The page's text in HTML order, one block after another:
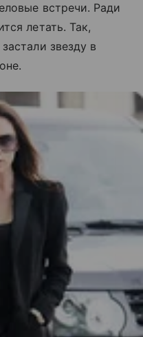
встречи. Ради
летать. Так,
звезду в